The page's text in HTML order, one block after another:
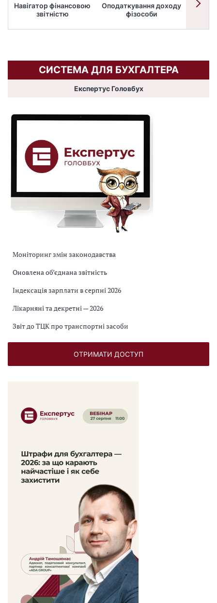
Навігатор фінансовою
звітністю
Оподаткування доходу
фізособи
СИСТЕМА ДЛЯ БУХГАЛТЕРА
Експертус Головбух
Моніторинг змін законодавства
Оновлена об’єднана звітність
Індексація зарплати в серпні 2026
Лікарняні та декретні — 2026
Звіт до ТЦК про транспортні засоби
ОТРИМАТИ ДОСТУП